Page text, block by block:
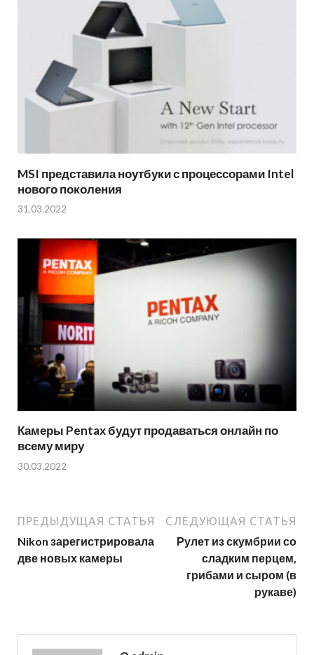
MSI представила ноутбуки с процессорами Intel
нового поколения
31.03.2022
Камеры Pentax будут продаваться онлайн по
всему миру
30.03.2022
ПРЕДЫДУЩАЯ СТАТЬЯ
Nikon зарегистрировала
две новых камеры
СЛЕДУЮЩАЯ СТАТЬЯ
Рулет из скумбрии со
сладким перцем,
грибами и сыром (в
рукаве)